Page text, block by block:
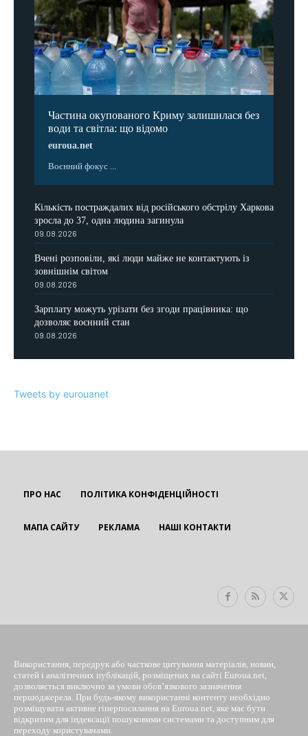
Частина окупованого Криму залишилася без
води та світла: що відомо
euroua.net
Воєнний фокус ...
Кількість постраждалих від російського обстрілу Харкова
зросла до 37, одна людина загинула
09.08.2026
Вчені розповіли, які люди майже не контактують із
зовнішнім світом
09.08.2026
Зарплату можуть урізати без згоди працівника: що
дозволяє воєнний стан
09.08.2026
Tweets by eurouanet
ПРО НАС ПОЛІТИКА КОНФІДЕНЦІЙНОСТІ
МАПА САЙТУ РЕКЛАМА НАШІ КОНТАКТИ
Використання, передрук або часткове цитування матеріалів, новин,
статей і аналітичних публікацій, розміщених на сайті Euroua.net,
дозволяється виключно за умови обов’язкового зазначення
першоджерела. При будь-якому використанні контенту необхідно
розміщувати активне гіперпосилання на Euroua.net, яке має бути
відкритим для індексації пошуковими системами та доступним для
переходу користувачами.